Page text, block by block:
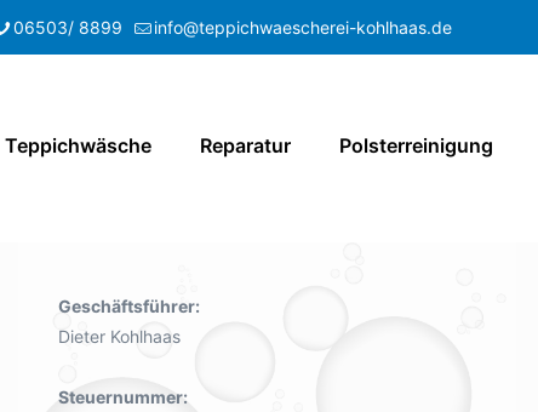
06503/ 8899 info@teppichwaescherei-kohlhaas.de
Teppichwäsche Reparatur Polsterreinigung
Geschäftsführer:
Dieter Kohlhaas
Steuernummer: